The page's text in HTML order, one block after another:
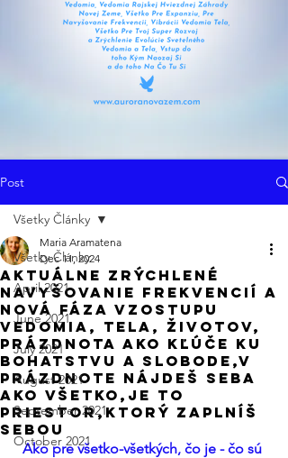
Post
Všetky Články
April 2021
June 2021
July 2021
August 2021
September 2021
October 2021
Všetky Články
Aktuálne Zrýchlené
Navyšovanie Frekvencií A
Nová Fáza Vzostupu
Vedomia, Tela, Životov,
Prázdnota Ako Kľúče Ku
Bohatstvu a Slobode,V
Prázdnote Nájdeš Seba
Ako Všetko,Je To
Priestor,Ktorý Zaplníš
Sebou
Maria Aramatena
Dec 11, 2024
Ako pre všetko-všetkých, čo je - čo sú